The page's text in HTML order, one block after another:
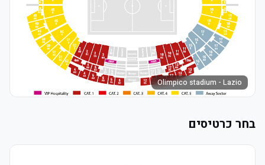
Olimpico stadium - Lazio
בחר כרטיסים